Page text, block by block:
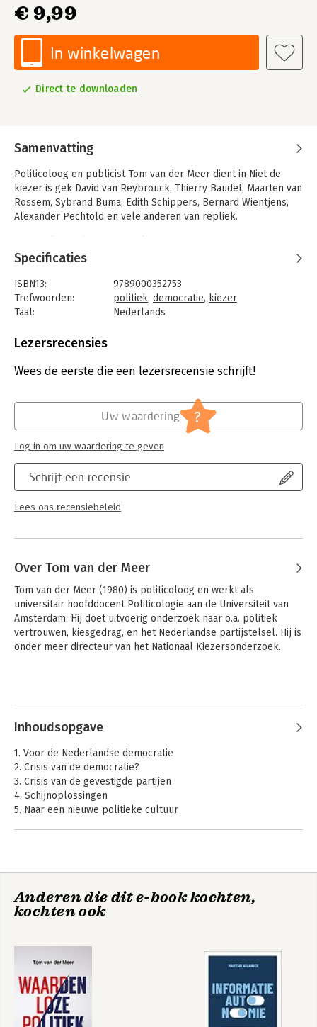
€ 9,99
In winkelwagen
Direct te downloaden
Samenvatting
Politicoloog en publicist Tom van der Meer dient in Niet de
kiezer is gek David van Reybrouck, Thierry Baudet, Maarten van
Rossem, Sybrand Buma, Edith Schippers, Bernard Wientjens,
Alexander Pechtold en vele anderen van repliek.
onrechte de schuld krijgt van het gebrek aan vertrouwen in de
politiek en van wispelturig stemgedrag.
Ronduit zorgelijk noemt hij het dat politici en media massaal de
vlucht naar voren zoeken in maatregelen die de democratie
zouden moeten redden maar feitelijk ondergraven, en
referenda en burgerfora; het zijn contraproductieve medicijnen
Het zijn de politici zelf die zich een spiegel moeten
van de gevestigde partijen. Zij zitten op een doodlopend spoor,
maar blijken niet bij machte bij te sturen.
Specificaties
ISBN13:
9789000352753
Trefwoorden:
politiek, democratie, kiezer
Taal:
Nederlands
Beveiliging:
Aantal pagina's:
144
Verschijningsdatum:
12-1-2017
Hoofdrubriek:
Lezersrecensies
Wees de eerste die een lezersrecensie schrijft!
Schrijf een recensie
Lees ons recensiebeleid
Uw waardering ?
Log in om uw waardering te geven
Over Tom van der Meer
Tom van der Meer (1980) is politicoloog en werkt als
universitair hoofddocent Politicologie aan de Universiteit van
Amsterdam. Hij doet uitvoerig onderzoek naar o.a. politiek
vertrouwen, kiesgedrag, en het Nederlandse partijstelsel. Hij is
onder meer directeur van het Nationaal Kiezersonderzoek.
politicologisch oogpunt commentaar geeft op de actualiteit.
Andere boeken door Tom van der
Meer
Waardenloze
politiek
Bekijk alle boeken
Inhoudsopgave
1. Voor de Nederlandse democratie
2. Crisis van de democratie?
3. Crisis van de gevestigde partijen
4. Schijnoplossingen
5. Naar een nieuwe politieke cultuur
Anderen die dit e-book kochten,
kochten ook